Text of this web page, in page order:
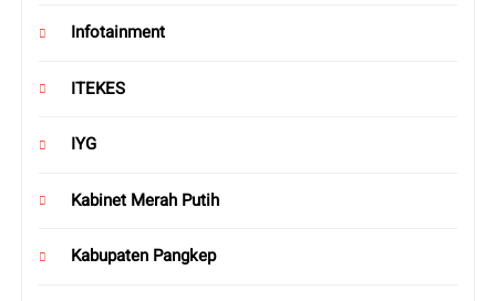
Infotainment
ITEKES
IYG
Kabinet Merah Putih
Kabupaten Pangkep